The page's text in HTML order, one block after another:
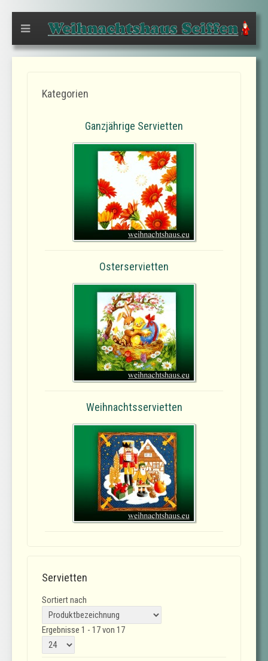
Kategorien
Ganzjährige Servietten
Osterservietten
Weihnachtsservietten
Servietten
Sortiert nach
Ergebnisse 1 - 17 von 17